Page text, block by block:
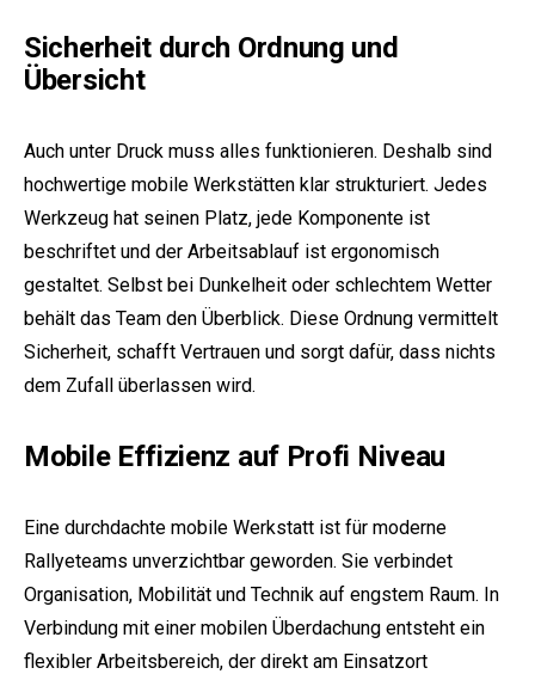
Sicherheit durch Ordnung und
Übersicht
Auch unter Druck muss alles funktionieren. Deshalb sind
hochwertige mobile Werkstätten klar strukturiert. Jedes
Werkzeug hat seinen Platz, jede Komponente ist
beschriftet und der Arbeitsablauf ist ergonomisch
gestaltet. Selbst bei Dunkelheit oder schlechtem Wetter
behält das Team den Überblick. Diese Ordnung vermittelt
Sicherheit, schafft Vertrauen und sorgt dafür, dass nichts
dem Zufall überlassen wird.
Mobile Effizienz auf Profi Niveau
Eine durchdachte mobile Werkstatt ist für moderne
Rallyeteams unverzichtbar geworden. Sie verbindet
Organisation, Mobilität und Technik auf engstem Raum. In
Verbindung mit einer mobilen Überdachung entsteht ein
flexibler Arbeitsbereich, der direkt am Einsatzort